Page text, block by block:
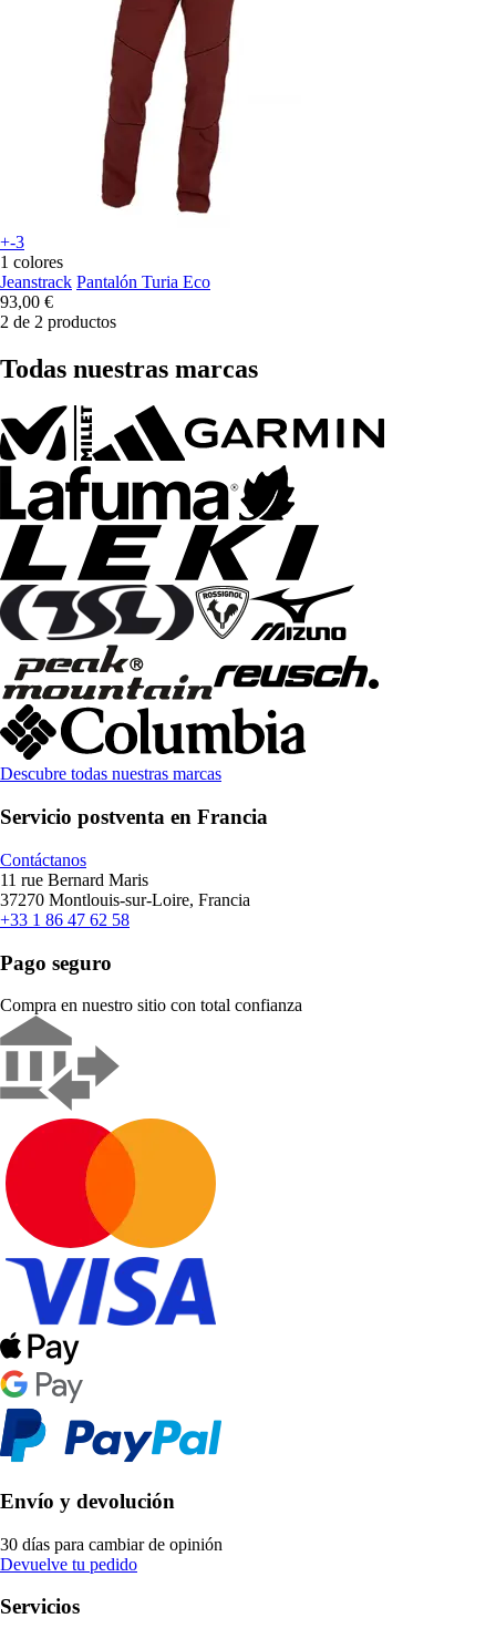
+-3
1 colores
Jeanstrack Pantalón Turia Eco
93,00 €
2 de 2 productos
Todas nuestras marcas
Descubre todas nuestras marcas
Servicio postventa en Francia
Contáctanos
11 rue Bernard Maris
37270 Montlouis-sur-Loire, Francia
+33 1 86 47 62 58
Pago seguro
Compra en nuestro sitio con total confianza
Envío y devolución
30 días para cambiar de opinión
Devuelve tu pedido
Servicios